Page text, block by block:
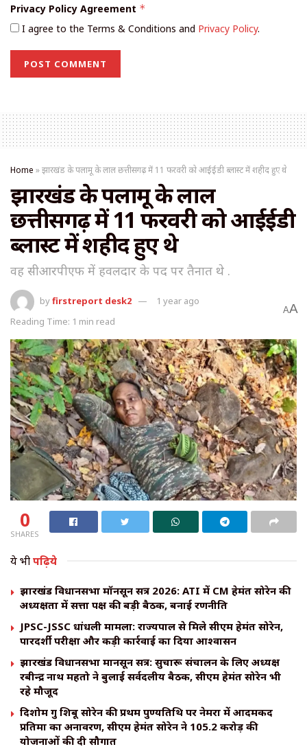
Privacy Policy Agreement *
I agree to the Terms & Conditions and Privacy Policy.
Home »झारखंड के पलामू के लाल छत्तीसगढ़ में 11 फरवरी को आईईडी ब्लास्ट में शहीद हुए थे
झारखंड के पलामू के लाल
छत्तीसगढ़ में 11 फरवरी को आईईडी
ब्लास्ट में शहीद हुए थे
वह सीआरपीएफ में हवलदार के पद पर तैनात थे .
byfirstreport desk2
1 year ago
Reading Time: 1 min read
AA
0
SHARES
ये भीपढ़िये
झारखंड विधानसभा मॉनसून सत्र 2026: ATI में CM हेमंत सोरेन की
अध्यक्षता में सत्ता पक्ष की बड़ी बैठक, बनाई रणनीति
JPSC-JSSC धांधली मामला: राज्यपाल से मिले सीएम हेमंत सोरेन,
पारदर्शी परीक्षा और कड़ी कार्रवाई का दिया आश्वासन
झारखंड विधानसभा मानसून सत्र: सुचारू संचालन के लिए अध्यक्ष
रबीन्द्र नाथ महतो ने बुलाई सर्वदलीय बैठक, सीएम हेमंत सोरेन भी
रहे मौजूद
दिशोम गुरु शिबू सोरेन की प्रथम पुण्यतिथि पर नेमरा में आदमकद
प्रतिमा का अनावरण, सीएम हेमंत सोरेन ने 105.2 करोड़ की
योजनाओं की दी सौगात